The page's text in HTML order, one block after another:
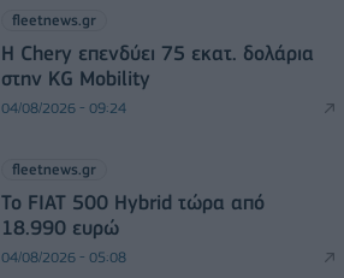
fleetnews.gr
Η Chery επενδύει 75 εκατ. δολάρια
στην KG Mobility
04/08/2026 - 09:24
fleetnews.gr
Το FIAT 500 Hybrid τώρα από
18.990 ευρώ
04/08/2026 - 05:08